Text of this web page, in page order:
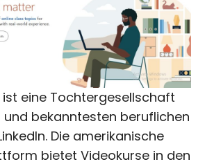
ist eine Tochtergesellschaft
bekanntesten beruflichen
Die amerikanische
bietet Videokurse in den